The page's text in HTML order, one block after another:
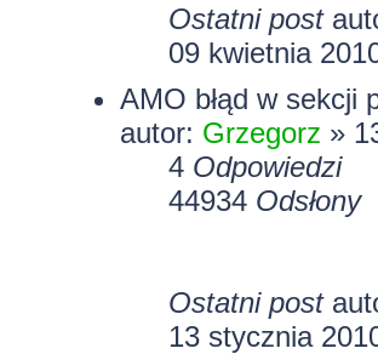
Ostatni post
09 kwietnia
AMO błąd w sekcji
autor: Grzegorz »
4 Odpowiedzi
44934 Odsłony
Ostatni post
13 stycznia